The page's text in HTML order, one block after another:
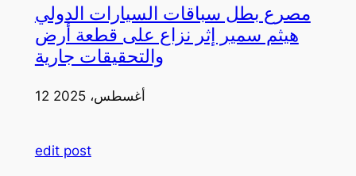
مصرع بطل سباقات السيارات الدولي
هيثم سمير إثر نزاع على قطعة أرض
والتحقيقات جارية
12 أغسطس، 2025
edit post